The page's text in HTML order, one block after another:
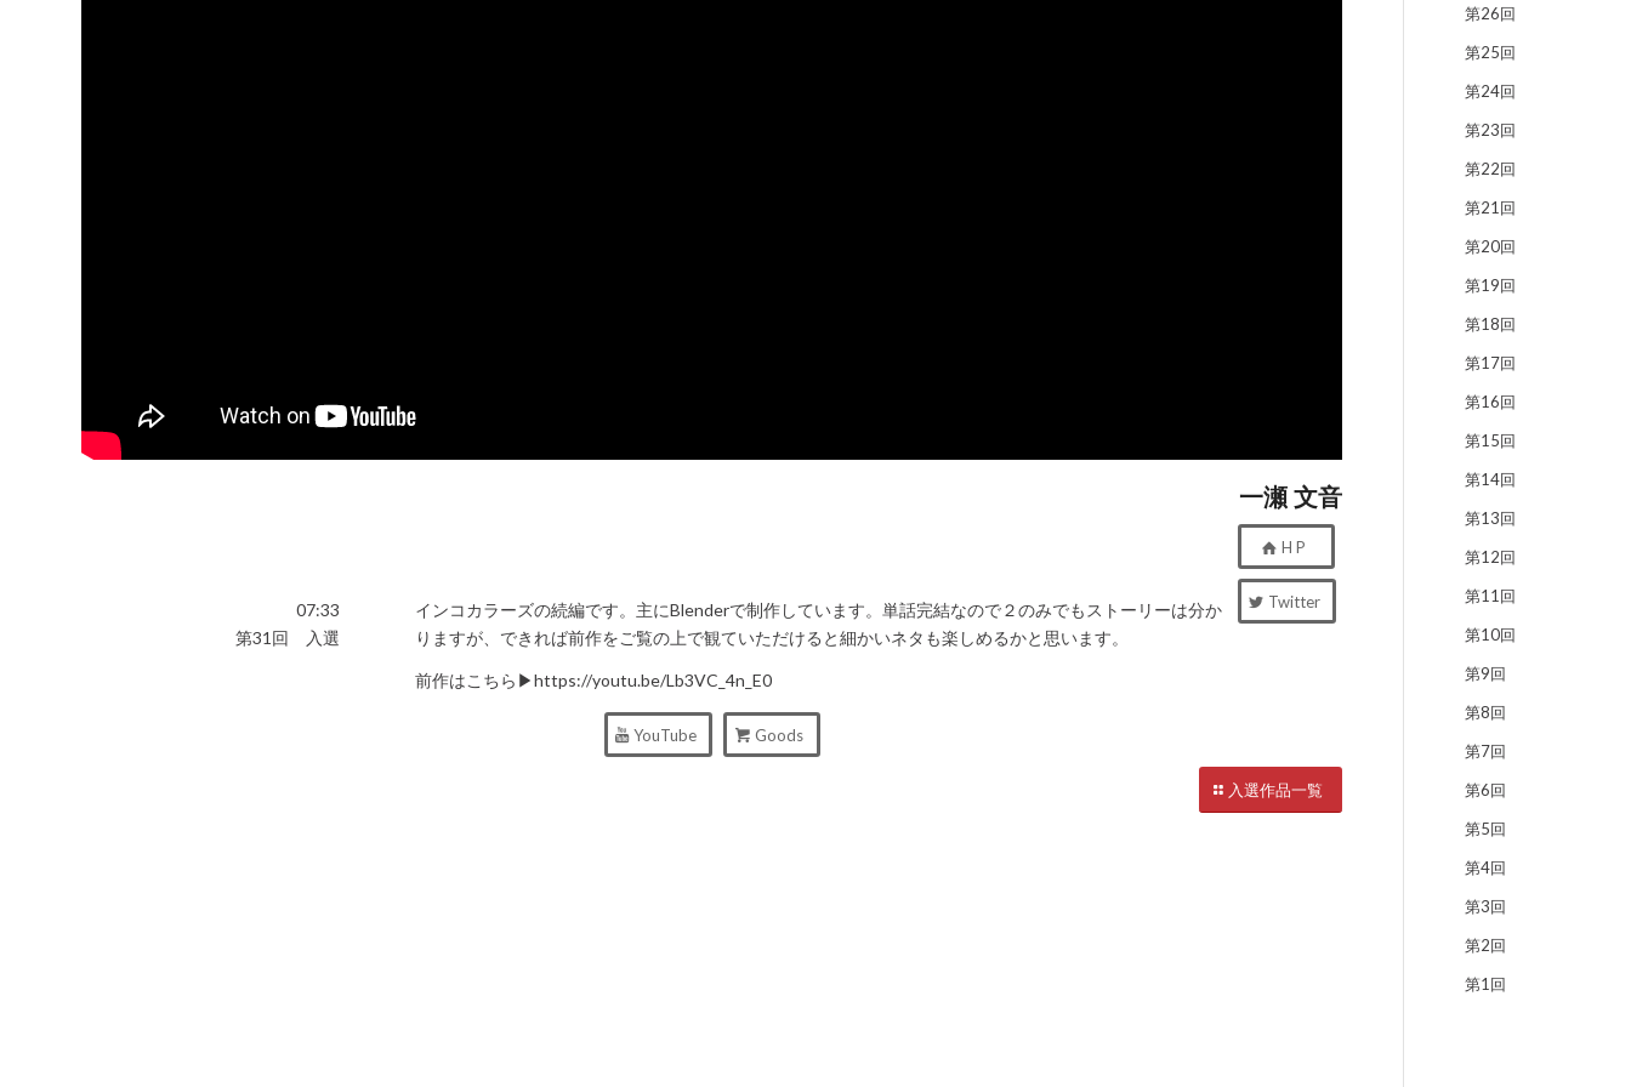
一瀬 文音
07:33
第31回 入選
インコカラーズの続編です。主にBlenderで制作しています。単話完結なので２のみでもストーリーは分か
りますが、できれば前作をご覧の上で観ていただけると細かいネタも楽しめるかと思います。
前作はこちら▶︎https://youtu.be/Lb3VC_4n_E0
H P
Twitter
YouTube Goods
入選作品一覧
第26回
第25回
第24回
第23回
第22回
第21回
第20回
第19回
第18回
第17回
第16回
第15回
第14回
第13回
第12回
第11回
第10回
第9回
第8回
第7回
第6回
第5回
第4回
第3回
第2回
第1回